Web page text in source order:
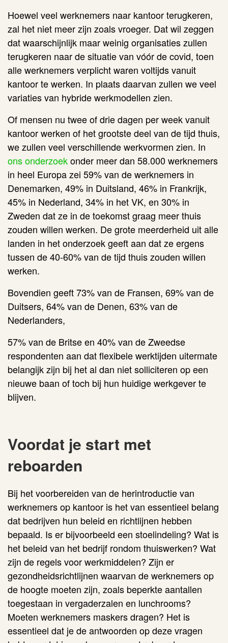
Hoewel veel werknemers naar kantoor terugkeren,
zal het niet meer zijn zoals vroeger. Dat wil zeggen
dat waarschijnlijk maar weinig organisaties zullen
terugkeren naar de situatie van vóór de covid, toen
alle werknemers verplicht waren voltijds vanuit
kantoor te werken. In plaats daarvan zullen we veel
variaties van hybride werkmodellen zien.
Of mensen nu twee of drie dagen per week vanuit
kantoor werken of het grootste deel van de tijd thuis,
we zullen veel verschillende werkvormen zien. In
ons onderzoekonder meer dan 58.000 werknemers
in heel Europa zei 59% van de werknemers in
Denemarken, 49% in Duitsland, 46% in Frankrijk,
45% in Nederland, 34% in het VK, en 30% in
Zweden dat ze in de toekomst graag meer thuis
zouden willen werken. De grote meerderheid uit alle
landen in het onderzoek geeft aan dat ze ergens
tussen de 40-60% van de tijd thuis zouden willen
werken.
Bovendien geeft 73% van de Fransen, 69% van de
Duitsers, 64% van de Denen, 63% van de
Nederlanders,
57% van de Britse en 40% van de Zweedse
respondenten aan dat flexibele werktijden uitermate
belangijk zijn bij het al dan niet solliciteren op een
nieuwe baan of toch bij hun huidige werkgever te
blijven.
Voordat je start met
reboarden
Bij het voorbereiden van de herintroductie van
werknemers op kantoor is het van essentieel belang
dat bedrijven hun beleid en richtlijnen hebben
bepaald. Is er bijvoorbeeld een stoelindeling? Wat is
het beleid van het bedrijf rondom thuiswerken? Wat
zijn de regels voor werkmiddelen? Zijn er
gezondheidsrichtlijnen waarvan de werknemers op
de hoogte moeten zijn, zoals beperkte aantallen
toegestaan in vergaderzalen en lunchrooms?
Moeten werknemers maskers dragen? Het is
essentieel dat je de antwoorden op deze vragen